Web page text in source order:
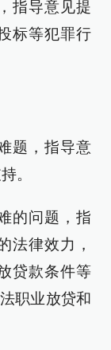
指导意见提
标等犯罪行
题，指导意
。
的问题，指
法律效力，
贷款条件等
职业放贷和